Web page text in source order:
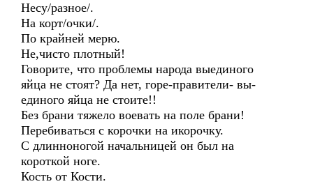
Несу/разное/.
На корт/очки/.
По крайней мерю.
Не,чисто плотный!
Говорите, что проблемы народа выединого
яйца не стоят? Да нет, горе-правители- вы-
единого яйца не стоите!!
Без брани тяжело воевать на поле брани!
Перебиваться с корочки на икорочку.
С длинноногой начальницей он был на
короткой ноге.
Кость от Кости.